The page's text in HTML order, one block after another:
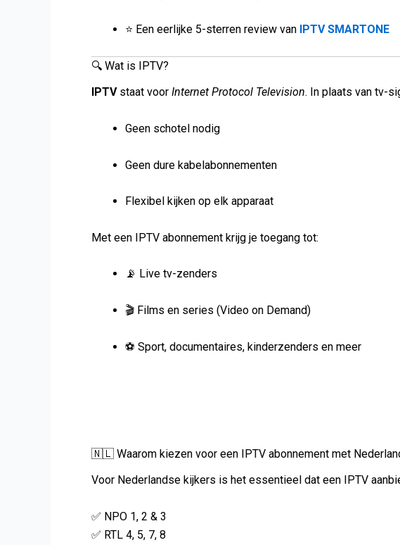
⭐ Een eerlijke 5-sterren review van IPTV SMARTONE
🔍 Wat is IPTV?
IPTVstaat voor Internet Protocol Television. In plaats van tv-
Geen schotel nodig
Geen dure kabelabonnementen
Flexibel kijken op elk apparaat
Met een IPTV abonnement krijg je toegang tot:
📡 Live tv-zenders
🎬 Films en series (Video on Demand)
⚽ Sport, documentaires, kinderzenders en meer
🇳🇱 Waarom kiezen voor een IPTV abonnement met
Voor Nederlandse kijkers is het essentieel dat een IPTV
✅ NPO 1, 2 & 3
✅ RTL 4, 5, 7, 8